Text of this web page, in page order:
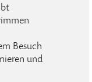
Besuch
und